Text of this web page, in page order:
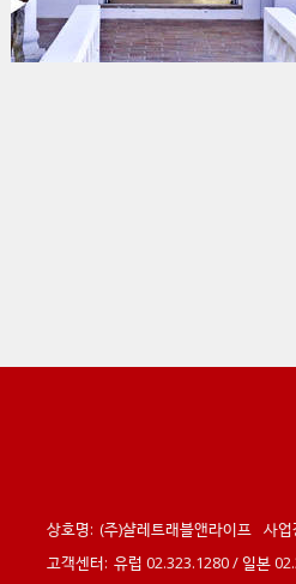
상호명: (주)샬레트래블앤라이프 사
고객센터: 유럽 02.323.1280 / 일본